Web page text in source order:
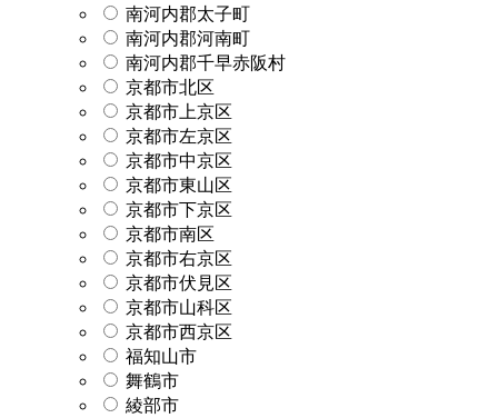
南河内郡太子町
南河内郡河南町
南河内郡千早赤阪村
京都市北区
京都市上京区
京都市左京区
京都市中京区
京都市東山区
京都市下京区
京都市南区
京都市右京区
京都市伏見区
京都市山科区
京都市西京区
福知山市
舞鶴市
綾部市